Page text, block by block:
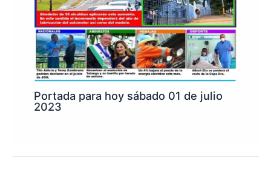
Portada para hoy sábado 01 de julio
2023